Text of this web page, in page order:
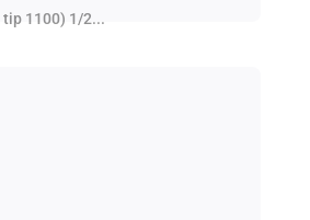
tip 1100) 1/2...